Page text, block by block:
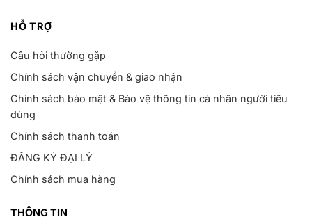
HỖ TRỢ
Câu hỏi thường gặp
Chính sách vận chuyển & giao nhận
Chính sách bảo mật & Bảo vệ thông tin cá nhân người tiêu
dùng
Chính sách thanh toán
ĐĂNG KÝ ĐẠI LÝ
Chính sách mua hàng
THÔNG TIN